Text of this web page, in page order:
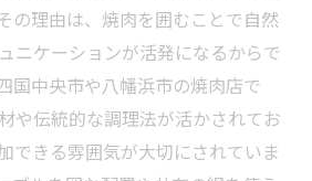
の理由は、焼肉を囲むことで自然
ニケーションが活発になるからで
国中央市や八幡浜市の焼肉店で
や伝統的な調理法が活かされてお
できる雰囲気が大切にされていま